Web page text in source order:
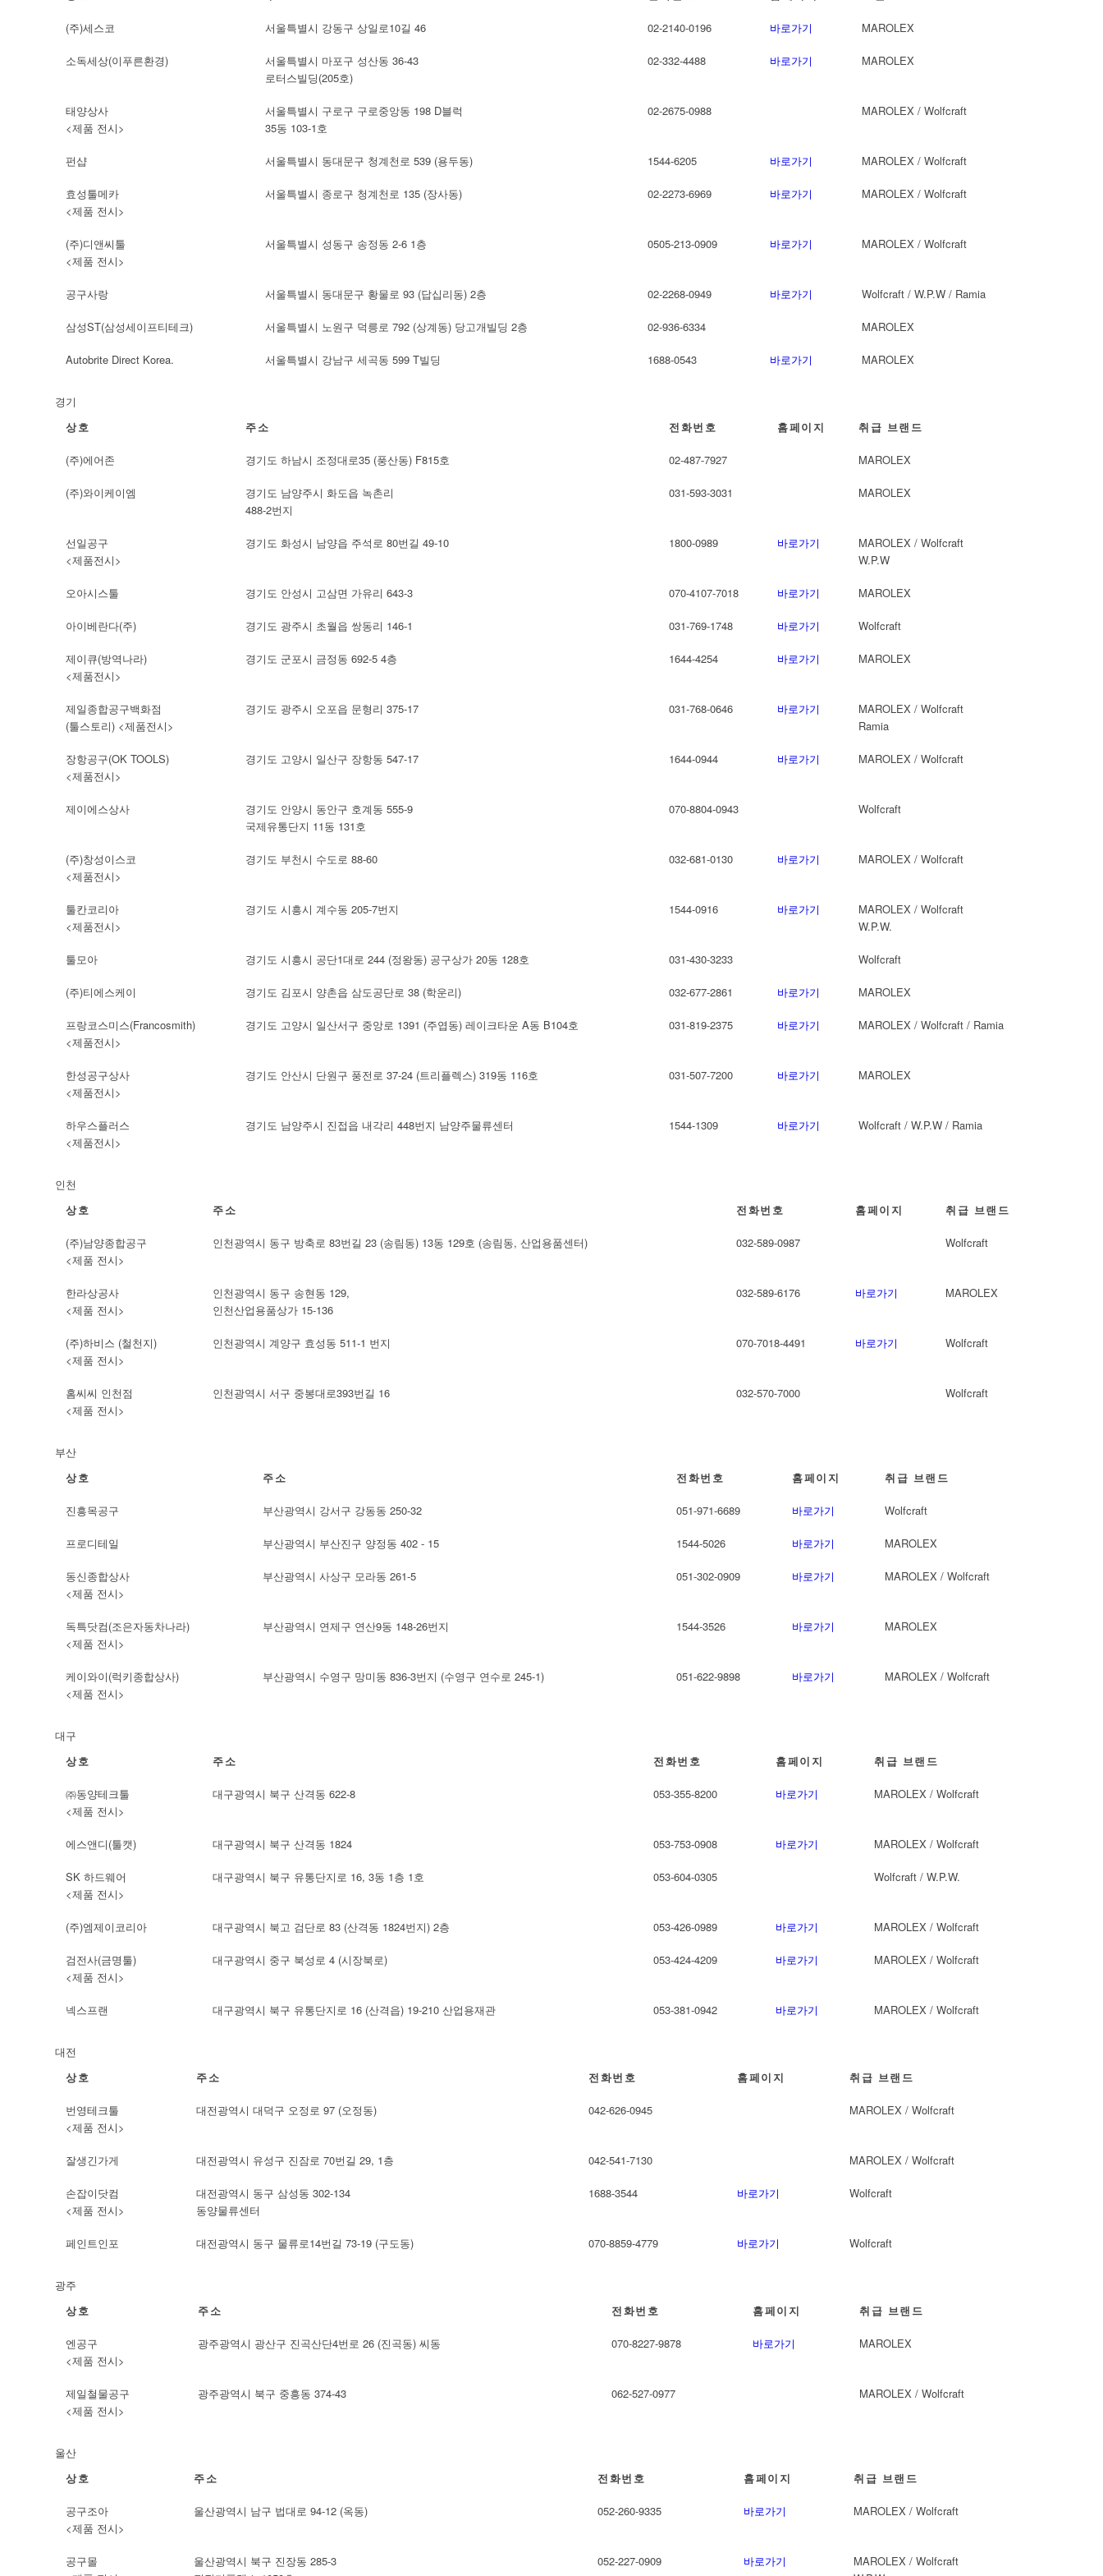
(주)세스코 서울특별시 강동구 상일로10길 46 02-2140-0196 바로가기 MAROLEX
소독세상(이푸른환경)
서울특별시 마포구 성산동 36-43
로터스빌딩(205호)
02-332-4488 바로가기 MAROLEX
태양상사
<제품 전시>
서울특별시 구로구 구로중앙동 198 D블럭
35동 103-1호
02-2675-0988 MAROLEX / Wolfcraft
펀샵 서울특별시 동대문구 청계천로 539 (용두동) 1544-6205 바로가기 MAROLEX / Wolfcraft
효성툴메카
<제품 전시>
서울특별시 종로구 청계천로 135 (장사동) 02-2273-6969 바로가기 MAROLEX / Wolfcraft
(주)디앤씨툴
<제품 전시>
서울특별시 성동구 송정동 2-6 1층 0505-213-0909 바로가기 MAROLEX / Wolfcraft
공구사랑 서울특별시 동대문구 황물로 93 (답십리동) 2층 02-2268-0949 바로가기 Wolfcraft / W.P.W / Ramia
삼성ST(삼성세이프티테크) 서울특별시 노원구 덕릉로 792 (상계동) 당고개빌딩 2층 02-936-6334 MAROLEX
Autobrite Direct Korea. 서울특별시 강남구 세곡동 599 T빌딩 1688-0543 바로가기 MAROLEX
경기
상호
주소 전화번호 홈페이지 취급 브랜드
(주)에어존 경기도 하남시 조정대로35 (풍산동) F815호 02-487-7927 MAROLEX
(주)와이케이엠
경기도 남양주시 화도읍 녹촌리
488-2번지
031-593-3031 MAROLEX
선일공구
<제품전시>
경기도 화성시 남양읍 주석로 80번길 49-10 1800-0989 바로가기
MAROLEX / Wolfcraft
W.P.W
오아시스툴 경기도 안성시 고삼면 가유리 643-3 070-4107-7018 바로가기 MAROLEX
아이베란다(주) 경기도 광주시 초월읍 쌍동리 146-1 031-769-1748 바로가기 Wolfcraft
제이큐(방역나라)
<제품전시>
경기도 군포시 금정동 692-5 4층 1644-4254 바로가기 MAROLEX
제일종합공구백화점
(툴스토리) <제품전시>
경기도 광주시 오포읍 문형리 375-17 031-768-0646 바로가기
MAROLEX / Wolfcraft
Ramia
장항공구(OK TOOLS)
<제품전시>
경기도 고양시 일산구 장항동 547-17 1644-0944 바로가기 MAROLEX / Wolfcraft
제이에스상사
경기도 안양시 동안구 호계동 555-9
국제유통단지 11동 131호
070-8804-0943 Wolfcraft
(주)창성이스코
<제품전시>
경기도 부천시 수도로 88-60 032-681-0130 바로가기 MAROLEX / Wolfcraft
툴칸코리아
<제품전시>
경기도 시흥시 계수동 205-7번지 1544-0916 바로가기
MAROLEX / Wolfcraft
W.P.W.
툴모아 경기도 시흥시 공단1대로 244 (정왕동) 공구상가 20동 128호 031-430-3233 Wolfcraft
(주)티에스케이 경기도 김포시 양촌읍 삼도공단로 38 (학운리) 032-677-2861 바로가기 MAROLEX
프랑코스미스(Francosmith)
<제품전시>
경기도 고양시 일산서구 중앙로 1391 (주엽동) 레이크타운 A동 B104호 031-819-2375 바로가기 MAROLEX / Wolfcraft / Ramia
한성공구상사
<제품전시>
경기도 안산시 단원구 풍전로 37-24 (트리플렉스) 319동 116호 031-507-7200 바로가기 MAROLEX
하우스플러스
<제품전시>
경기도 남양주시 진접읍 내각리 448번지 남양주물류센터 1544-1309 바로가기 Wolfcraft / W.P.W / Ramia
인천
상호
주소 전화번호 홈페이지 취급 브랜드
(주)남양종합공구
<제품 전시>
인천광역시 동구 방축로 83번길 23 (송림동) 13동 129호 (송림동, 산업용품센터) 032-589-0987 Wolfcraft
한라상공사
<제품 전시>
인천광역시 동구 송현동 129,
인천산업용품상가 15-136
032-589-6176 바로가기 MAROLEX
(주)하비스 (철천지)
<제품 전시>
인천광역시 계양구 효성동 511-1 번지 070-7018-4491 바로가기 Wolfcraft
홈씨씨 인천점
<제품 전시>
인천광역시 서구 중봉대로393번길 16 032-570-7000 Wolfcraft
부산
상호
주소 전화번호 홈페이지 취급 브랜드
진흥목공구 부산광역시 강서구 강동동 250-32 051-971-6689 바로가기 Wolfcraft
프로디테일 부산광역시 부산진구 양정동 402 - 15 1544-5026 바로가기 MAROLEX
동신종합상사
<제품 전시>
부산광역시 사상구 모라동 261-5 051-302-0909 바로가기 MAROLEX / Wolfcraft
독특닷컴(조은자동차나라)
<제품 전시>
부산광역시 연제구 연산9동 148-26번지 1544-3526 바로가기 MAROLEX
케이와이(럭키종합상사)
<제품 전시>
부산광역시 수영구 망미동 836-3번지 (수영구 연수로 245-1) 051-622-9898 바로가기 MAROLEX / Wolfcraft
대구
상호
주소 전화번호 홈페이지 취급 브랜드
㈜동양테크툴
<제품 전시>
대구광역시 북구 산격동 622-8 053-355-8200 바로가기 MAROLEX / Wolfcraft
에스앤디(툴캣) 대구광역시 북구 산격동 1824 053-753-0908 바로가기 MAROLEX / Wolfcraft
SK 하드웨어
<제품 전시>
대구광역시 북구 유통단지로 16, 3동 1층 1호 053-604-0305 Wolfcraft / W.P.W.
(주)엠제이코리아 대구광역시 북고 검단로 83 (산격동 1824번지) 2층 053-426-0989 바로가기 MAROLEX / Wolfcraft
검전사(금명툴)
<제품 전시>
대구광역시 중구 북성로 4 (시장북로) 053-424-4209 바로가기 MAROLEX / Wolfcraft
넥스프랜 대구광역시 북구 유통단지로 16 (산격읍) 19-210 산업용재관 053-381-0942 바로가기 MAROLEX / Wolfcraft
대전
상호
주소 전화번호 홈페이지 취급 브랜드
번영테크툴
<제품 전시>
대전광역시 대덕구 오정로 97 (오정동) 042-626-0945 MAROLEX / Wolfcraft
잘생긴가게 대전광역시 유성구 진잠로 70번길 29, 1층 042-541-7130 MAROLEX / Wolfcraft
손잡이닷컴
<제품 전시>
대전광역시 동구 삼성동 302-134
동양물류센터
1688-3544 바로가기 Wolfcraft
페인트인포 대전광역시 동구 물류로14번길 73-19 (구도동) 070-8859-4779 바로가기 Wolfcraft
광주
상호
주소 전화번호 홈페이지 취급 브랜드
엔공구
<제품 전시>
광주광역시 광산구 진곡산단4번로 26 (진곡동) 씨동 070-8227-9878 바로가기 MAROLEX
제일철물공구
<제품 전시>
광주광역시 북구 중흥동 374-43 062-527-0977 MAROLEX / Wolfcraft
울산
상호
주소 전화번호 홈페이지 취급 브랜드
공구조아
<제품 전시>
울산광역시 남구 법대로 94-12 (옥동) 052-260-9335 바로가기 MAROLEX / Wolfcraft
공구몰
울산광역시 북구 진장동 285-3
052-227-0909 바로가기
MAROLEX / Wolfcraft